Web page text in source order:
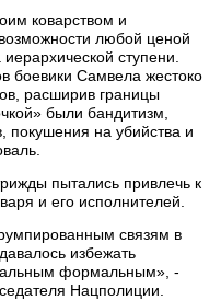
коварством и
любой ценой
ступени.
боевики Самвела жестоко
расширив границы
были бандитизм,
покушения на убийства и
пытались привлечь к
и его исполнителей.
связям в
избежать
формальным», -
Нацполиции.